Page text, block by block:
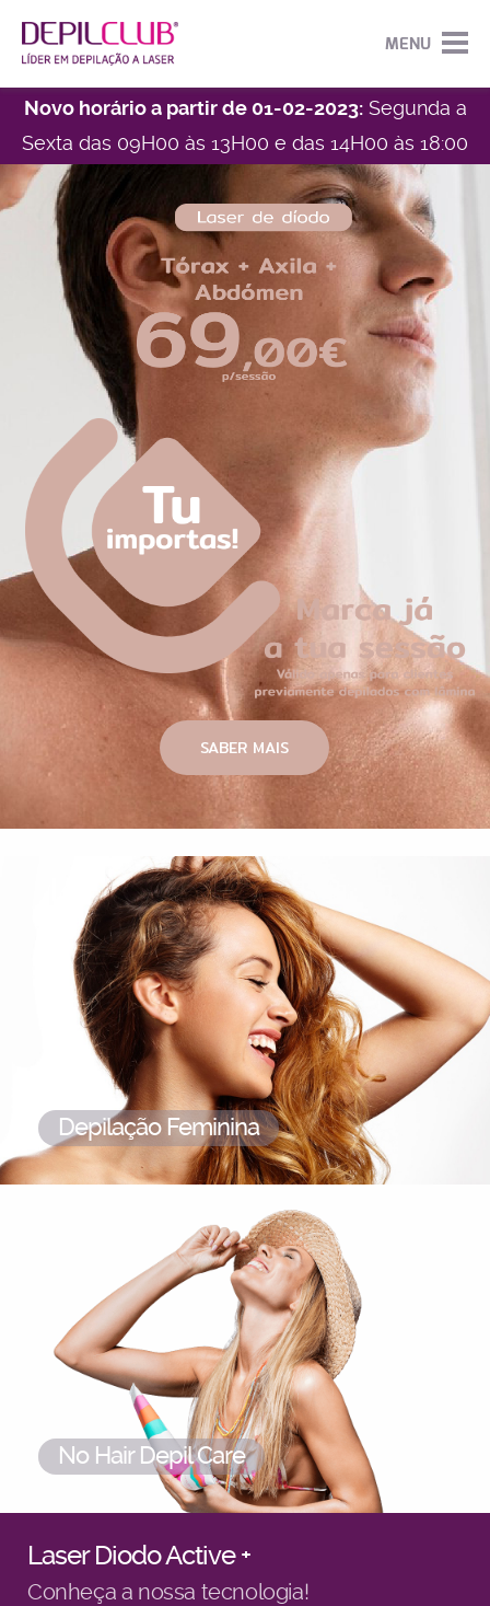
MENU
HOME
SOBRE A DEPILCLUB
OPORTUNIDADES
DEPILAÇÃO
DEPILAÇÃO FEMININA
DEPILAÇÃO MASCULINA
DEPILAÇÃO JOVENS
NO HAIR DEPIL CARE
NOTÍCIAS
CAMPANHAS
CENTROS
CONTACTOS
DEPILPARTNER
TORNE-SE PARCEIRO DEPILCLUB
Novo horário a partir de 01-02-2023:Segunda a
Sexta das 09H00 às 13H00 e das 14H00 às 18:00
SABER MAIS
Depilação Feminina
No Hair Depil Care
Laser Diodo Active +
Conheça a nossa tecnologia!